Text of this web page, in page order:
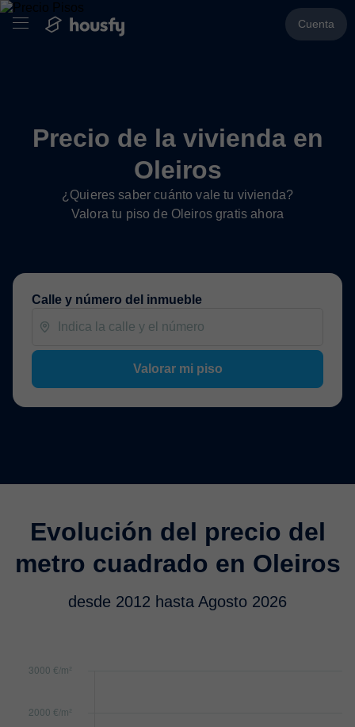
Cuenta
Precio de la vivienda en
Oleiros
¿Quieres saber cuánto vale tu vivienda?
Valora tu piso de Oleiros gratis ahora
Calle y número del inmueble
Valorar mi piso
Evolución del precio del
metro cuadrado en Oleiros
desde 2012 hasta Agosto 2026